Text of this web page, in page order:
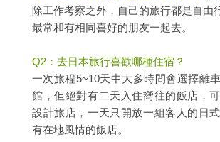
除工作考察之外，自己的旅行都是自由
最常和有相同喜好的朋友一起去。
Q2：去日本旅行喜歡哪種住宿？
一次旅程5~10天中大多時間會選擇離
館，但絕對有二天入住嚮往的飯店，
設計旅店，一天只開放一組客人的日
有在地風情的飯店。